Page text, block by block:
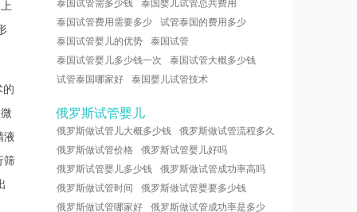
的
液
筛
泰国试管需多少钱
泰国婴儿试管总共费用
泰国试管费用需要多少
试管泰国的费用多少
泰国试管婴儿的优势
泰国试管
泰国试管婴儿多少钱一次
泰国试管大概多少钱
试管泰国哪家好
泰国婴儿试管技术
俄罗斯试管婴儿
俄罗斯做试管儿大概多少钱
俄罗斯做试管流程多久
俄罗斯做试管价格
俄罗斯试管婴儿好吗
俄罗斯试管婴儿多少钱
俄罗斯做试管成功率高吗
俄罗斯做试管时间
俄罗斯做试管婴要多少钱
俄罗斯做试管哪家好
俄罗斯做试管成功率是多少